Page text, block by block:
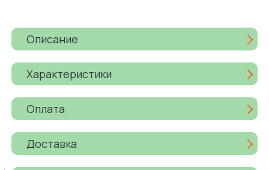
Описание
Характеристики
Оплата
Доставка